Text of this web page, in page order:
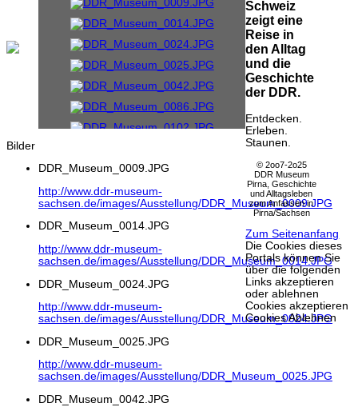
Bilder
DDR_Museum_0009.JPG
http://www.ddr-museum-
sachsen.de/images/Ausstellung/DDR_Museum_0009.JPG
DDR_Museum_0014.JPG
http://www.ddr-museum-
sachsen.de/images/Ausstellung/DDR_Museum_0014.JPG
DDR_Museum_0024.JPG
http://www.ddr-museum-
sachsen.de/images/Ausstellung/DDR_Museum_0024.JPG
DDR_Museum_0025.JPG
http://www.ddr-museum-
sachsen.de/images/Ausstellung/DDR_Museum_0025.JPG
DDR_Museum_0042.JPG
Schweiz
zeigt eine
Reise in
den Alltag
und die
Geschichte
der DDR.
Entdecken.
Erleben.
Staunen.
© 2oo7-2o25
DDR Museum
Pirna, Geschichte
und Alltagsleben
zum Anfassen in
Pirna/Sachsen
Zum Seitenanfang
Die Cookies dieses
Portals können Sie
über die folgenden
Links akzeptieren
oder ablehnen
Cookies akzeptieren
Cookies Ablehnen